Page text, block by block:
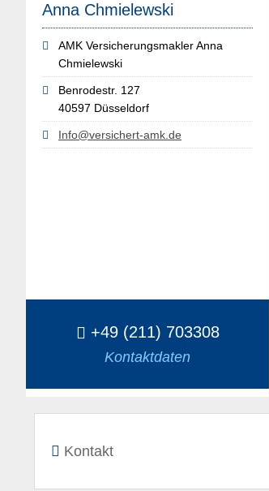
Anna Chmielewski
AMK Versicherungsmakler Anna
Chmielewski
Benrodestr. 127
40597 Düsseldorf
Info@versichert-amk.de
+49 (211) 703308
Kontaktdaten
Kontakt